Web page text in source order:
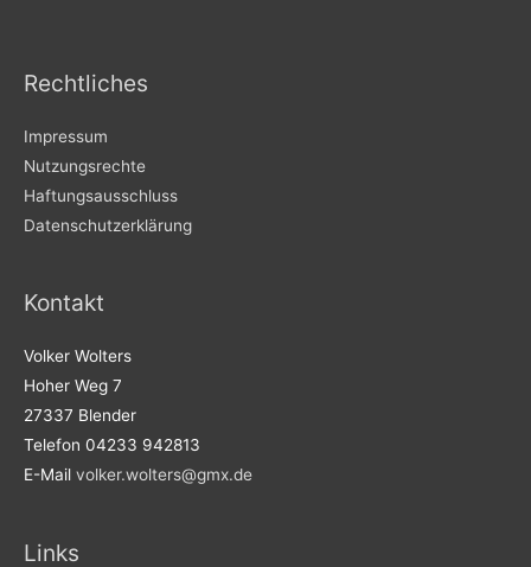
Rechtliches
Impressum
Nutzungsrechte
Haftungsausschluss
Datenschutzerklärung
Kontakt
Volker Wolters
Hoher Weg 7
27337 Blender
Telefon 04233 942813
E-Mail volker.wolters@gmx.de
Links